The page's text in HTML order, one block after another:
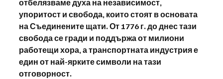
отбелязваме духа на независимост,
упоритост и свобода, които стоят в основата
на Съединените щати. От 1776 г. до днес тази
свобода се гради и поддържа от милиони
работещи хора, а транспортната индустрия е
един от най-ярките символи на тази
отговорност.